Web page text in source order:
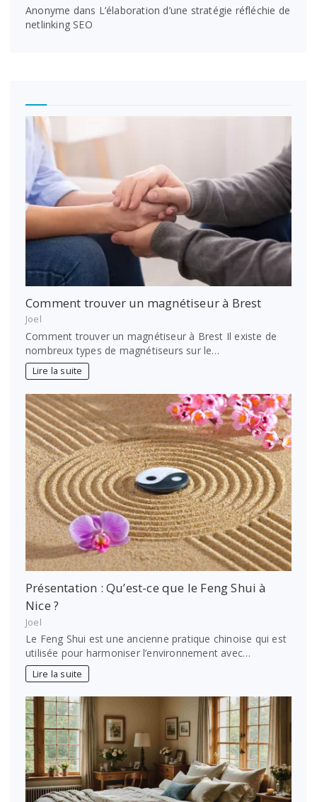
Anonyme dans L’élaboration d’une stratégie réfléchie de
netlinking SEO
Comment trouver un magnétiseur à Brest
Joel
Comment trouver un magnétiseur à Brest Il existe de
nombreux types de magnétiseurs sur le…
Lire la suite
Présentation : Qu’est-ce que le Feng Shui à
Nice ?
Joel
Le Feng Shui est une ancienne pratique chinoise qui est
utilisée pour harmoniser l’environnement avec…
Lire la suite